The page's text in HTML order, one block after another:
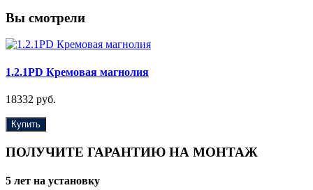
Вы смотрели
1.2.1PD Кремовая магнолия
18332 руб.
Купить
ПОЛУЧИТЕ ГАРАНТИЮ НА МОНТАЖ
5 лет на установку